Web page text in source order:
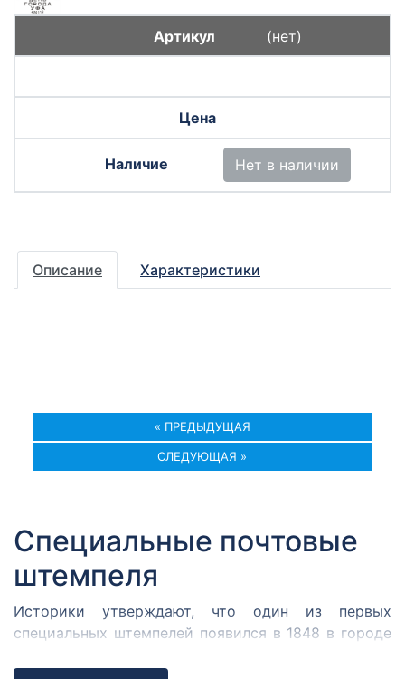
(нет)
Нет в наличии
Описание Характеристики
« ПРЕДЫДУЩАЯ
СЛЕДУЮЩАЯ »
Специальные почтовые
штемпеля
Историки утверждают, что один из первых
специальных штемпелей появился в 1848 в городе